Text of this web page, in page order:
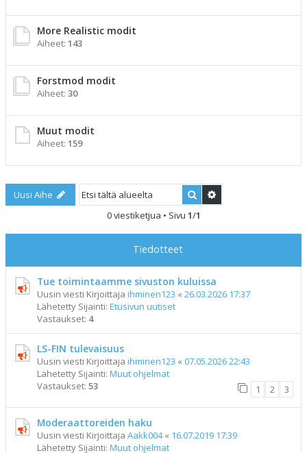
More Realistic modit
Aiheet: 143
Forstmod modit
Aiheet: 30
Muut modit
Aiheet: 159
Uusi Aihe Etsi
0 viestiketjua • Sivu 1/1
Tiedotteet
Tue toimintaamme sivuston kuluissa
Uusin viesti Kirjoittaja ihminen123 « 26.03.2026 17:37
Lähetetty Sijainti: Etusivun uutiset
Vastaukset: 4
LS-FIN tulevaisuus
Uusin viesti Kirjoittaja ihminen123 « 07.05.2026 22:43
Lähetetty Sijainti: Muut ohjelmat
Vastaukset: 53 1 2 3
Moderaattoreiden haku
Uusin viesti Kirjoittaja Aakk004« 16.07.2019 17:39
Lähetetty Sijainti: Muut ohjelmat